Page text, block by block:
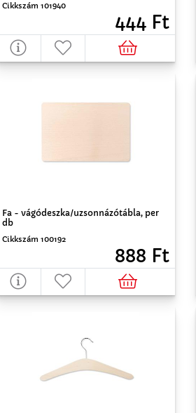
Cikkszám 101940
444 Ft
Fa - vágódeszka/uzsonnázótábla, per
db
Cikkszám 100192
888 Ft